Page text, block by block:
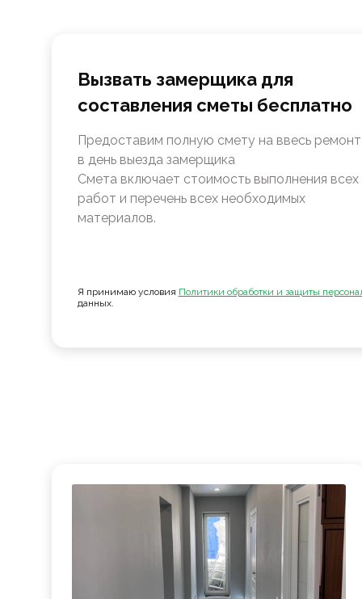
Вызвать замерщика для
составления сметы бесплатно
Предоставим полную смету на ввесь ремонт
в день выезда замерщика
Смета включает стоимость выполнения всех
работ и перечень всех необходимых
материалов.
Я принимаю условия Политики обработки и защиты
данных.